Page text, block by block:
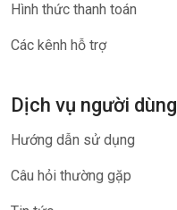
Hình thức thanh toán
Các kênh hỗ trợ
Dịch vụ người dùng
Hướng dẫn sử dụng
Câu hỏi thường gặp